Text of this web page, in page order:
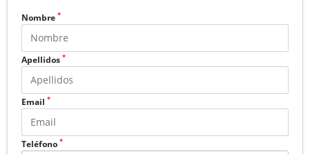
Nombre *
Apellidos *
Email *
Teléfono *